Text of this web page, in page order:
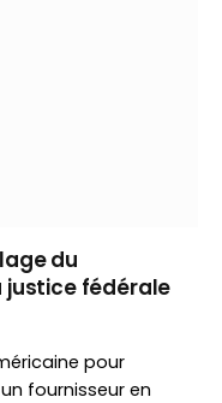
du
justice fédérale
pour
fournisseur en